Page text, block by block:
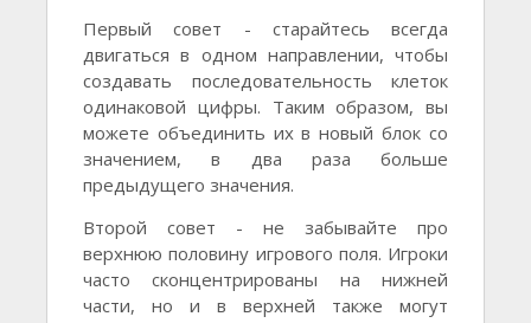
Первый совет - старайтесь всегда
двигаться в одном направлении, чтобы
создавать последовательность клеток
одинаковой цифры. Таким образом, вы
можете объединить их в новый блок со
значением, в два раза больше
предыдущего значения.
Второй совет - не забывайте про
верхнюю половину игрового поля. Игроки
часто сконцентрированы на нижней
части, но и в верхней также могут